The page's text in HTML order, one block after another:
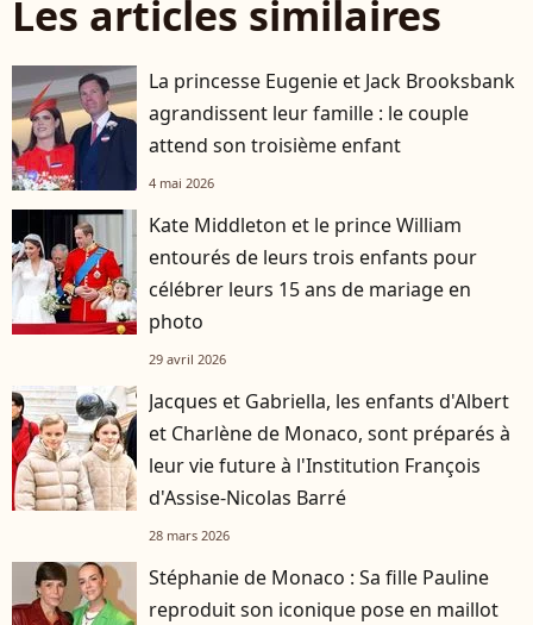
Les articles similaires
La princesse Eugenie et Jack Brooksbank
agrandissent leur famille : le couple
attend son troisième enfant
4 mai 2026
Kate Middleton et le prince William
entourés de leurs trois enfants pour
célébrer leurs 15 ans de mariage en
photo
29 avril 2026
Jacques et Gabriella, les enfants d'Albert
et Charlène de Monaco, sont préparés à
leur vie future à l'Institution François
d'Assise-Nicolas Barré
28 mars 2026
Stéphanie de Monaco : Sa fille Pauline
reproduit son iconique pose en maillot